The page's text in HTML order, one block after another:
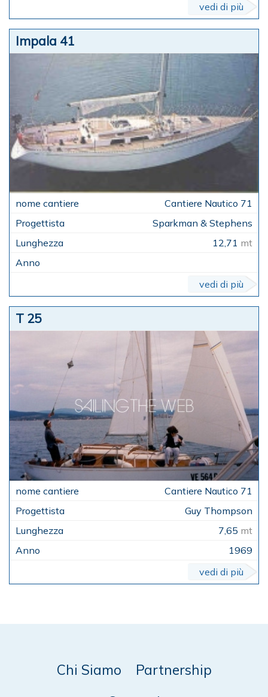
vedi di più
Impala 41
Cantiere Nautico 71
Sparkman & Stephens
12,71 mt
vedi di più
T 25
Cantiere Nautico 71
Guy Thompson
7,65 mt
1969
vedi di più
Chi Siamo
Partnership